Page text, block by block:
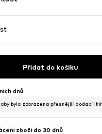
Přidat do košíku
dnů
byla zobrazena přesnější dodací
zboží do 30 dnů